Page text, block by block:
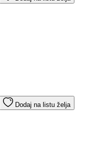
Dodaj na listu želja